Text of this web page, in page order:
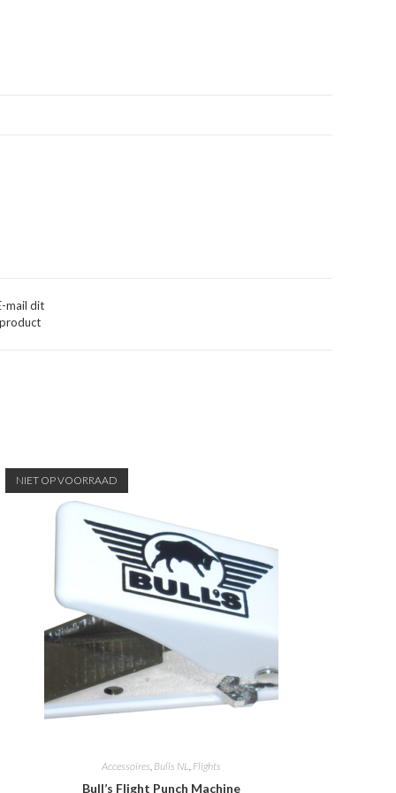
mail dit
product
NIET OP VOORRAAD
Accessoires, Bulls NL, Flights
Bull’s Flight Punch Machine